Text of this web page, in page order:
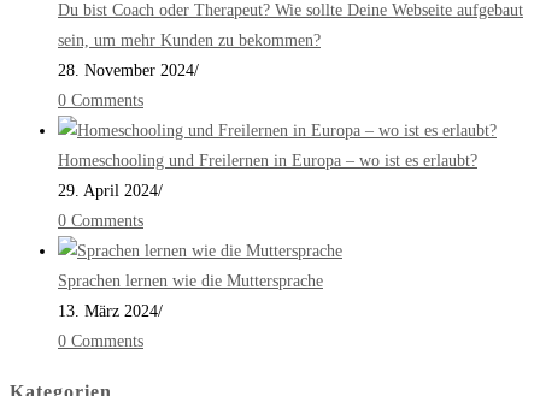
Du bist Coach oder Therapeut? Wie sollte Deine Webseite aufgebaut
sein, um mehr Kunden zu bekommen?
28. November 2024/
0 Comments
Homeschooling und Freilernen in Europa – wo ist es erlaubt?
29. April 2024/
0 Comments
Sprachen lernen wie die Muttersprache
13. März 2024/
0 Comments
Kategorien